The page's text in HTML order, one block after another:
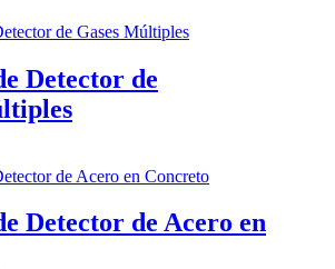
Detector de
Detector de Acero en